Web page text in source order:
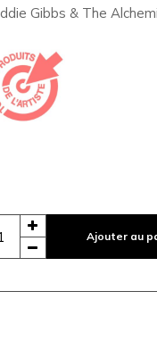
Gibbs & The
Ajouter au